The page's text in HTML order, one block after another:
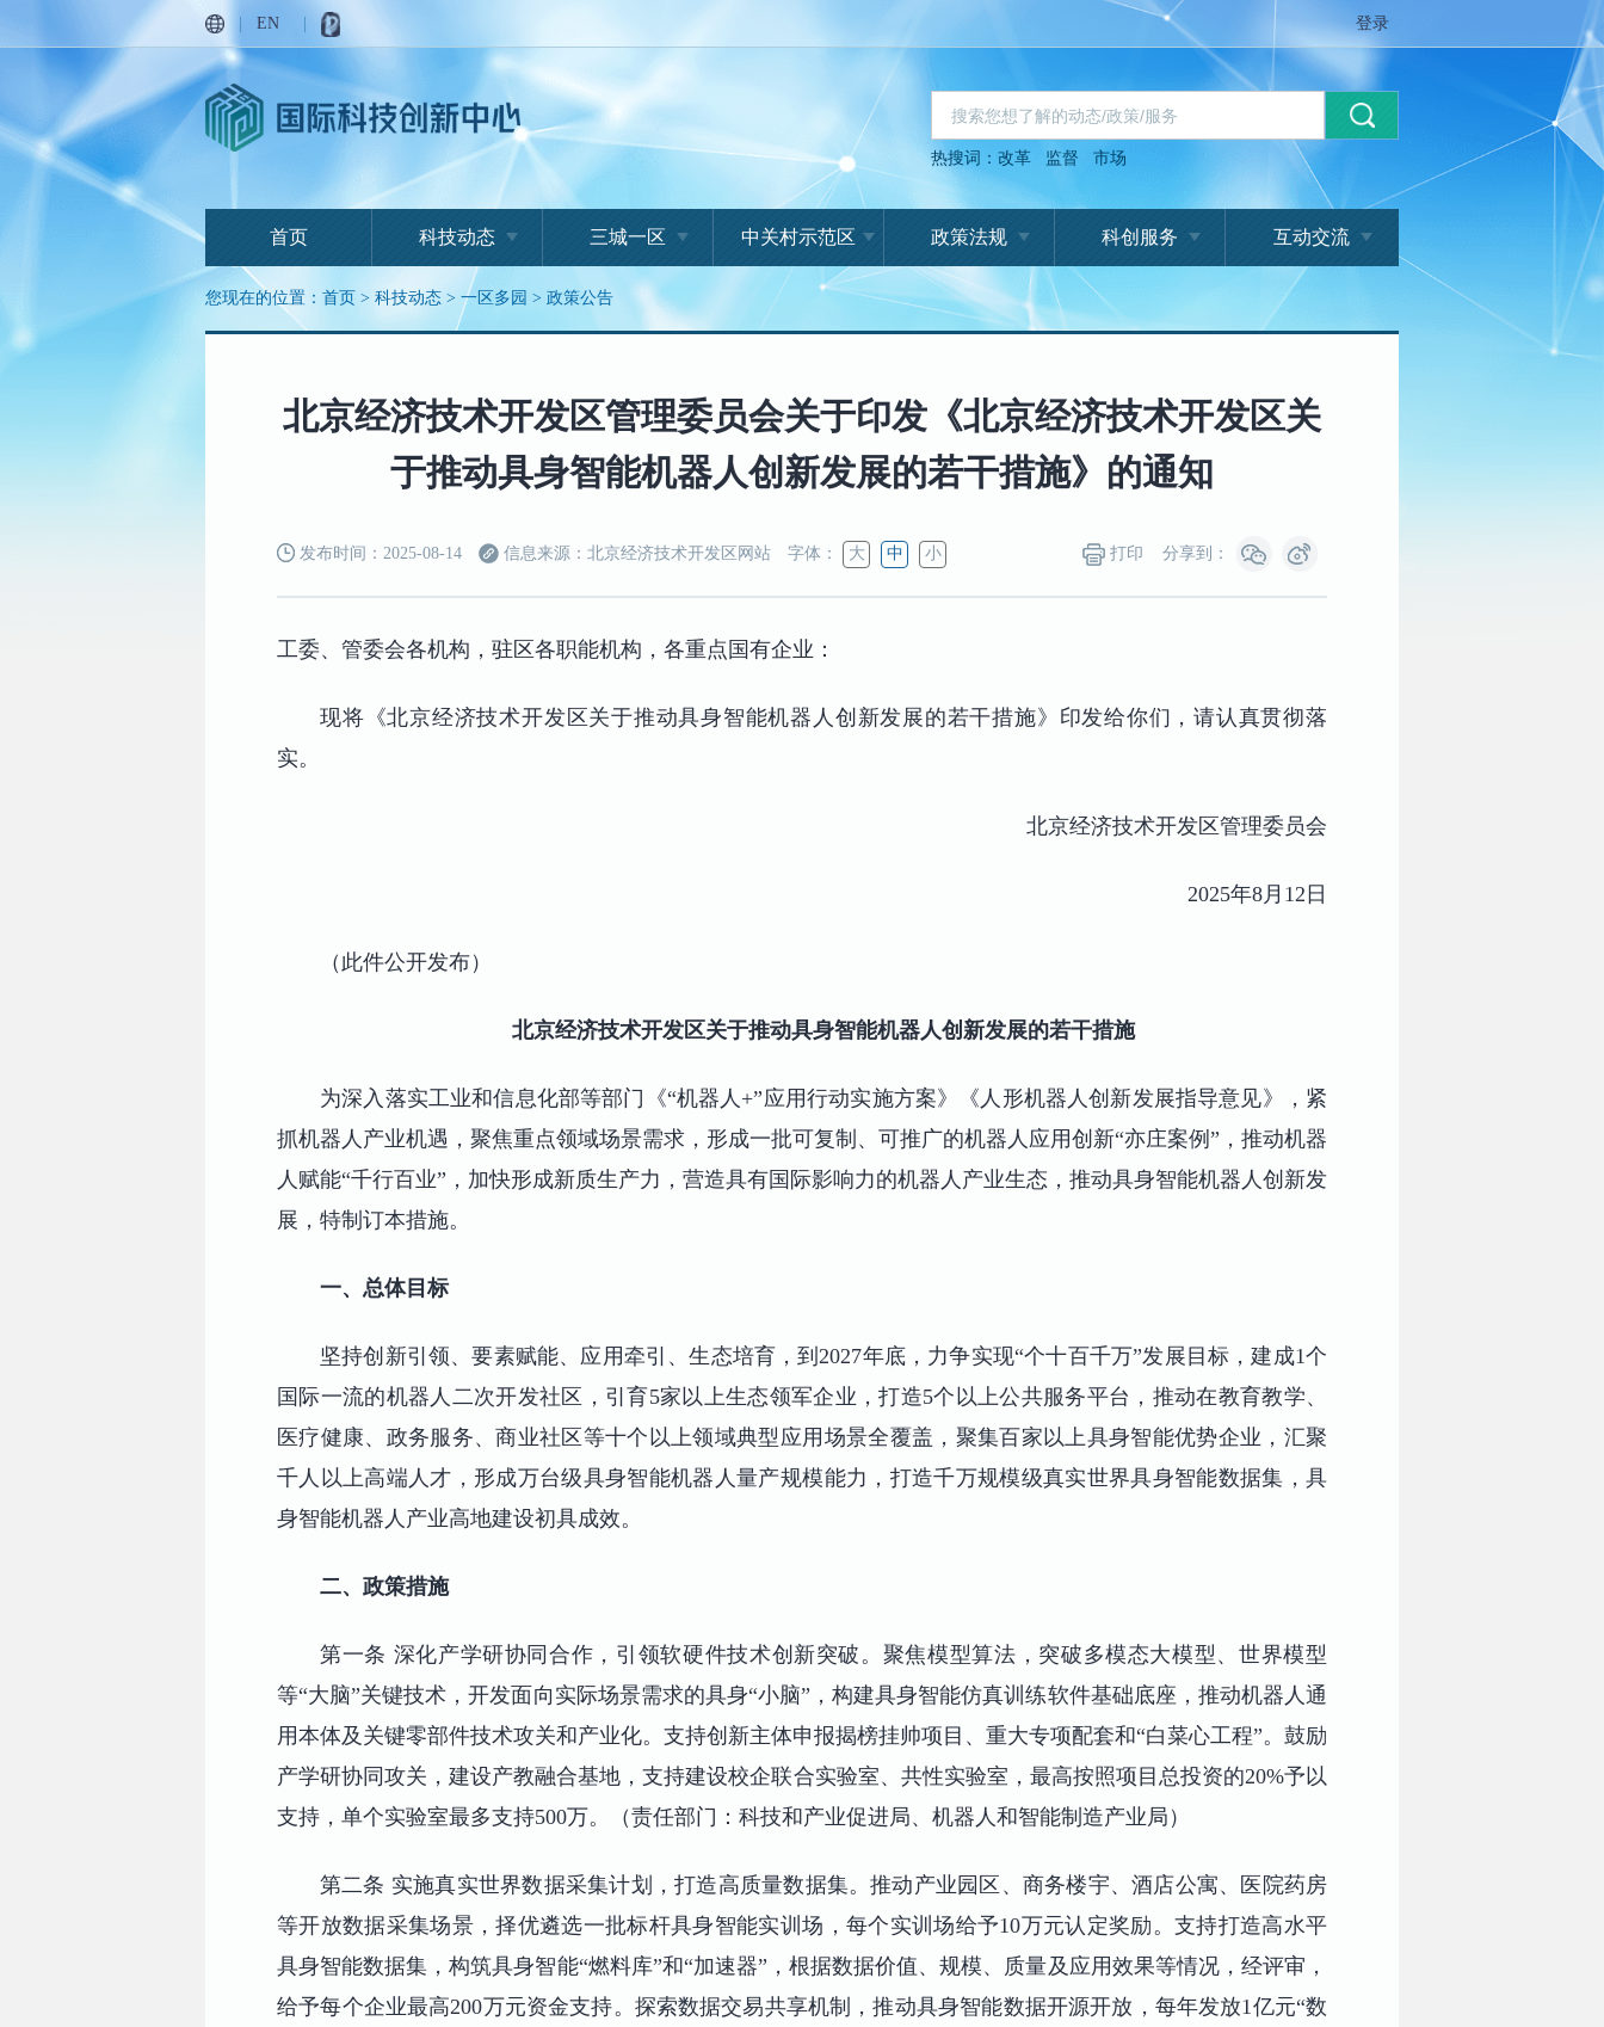
EN 登录
热搜词：改革 监督 市场
首页 科技动态 三城一区 中关村示范区 政策法规 科创服务 互动交流
您现在的位置： 首页 > 科技动态 > 一区多园 > 政策公告
北京经济技术开发区管理委员会关于印发《北京经济技术开发区关
于推动具身智能机器人创新发展的若干措施》的通知
发布时间：2025-08-14 信息来源：北京经济技术开发区网站 字体： 大 中 小 打印 分享到：
工委、管委会各机构，驻区各职能机构，各重点国有企业：
现将《北京经济技术开发区关于推动具身智能机器人创新发展的若干措施》印发给你们，请认真贯彻落
实。
北京经济技术开发区管理委员会
2025年8月12日
（此件公开发布）
北京经济技术开发区关于推动具身智能机器人创新发展的若干措施
为深入落实工业和信息化部等部门《“机器人+”应用行动实施方案》《人形机器人创新发展指导意见》，紧
抓机器人产业机遇，聚焦重点领域场景需求，形成一批可复制、可推广的机器人应用创新“亦庄案例”，推动机器
人赋能“千行百业”，加快形成新质生产力，营造具有国际影响力的机器人产业生态，推动具身智能机器人创新发
展，特制订本措施。
一、总体目标
坚持创新引领、要素赋能、应用牵引、生态培育，到2027年底，力争实现“个十百千万”发展目标，建成1个
国际一流的机器人二次开发社区，引育5家以上生态领军企业，打造5个以上公共服务平台，推动在教育教学、
医疗健康、政务服务、商业社区等十个以上领域典型应用场景全覆盖，聚集百家以上具身智能优势企业，汇聚
千人以上高端人才，形成万台级具身智能机器人量产规模能力，打造千万规模级真实世界具身智能数据集，具
身智能机器人产业高地建设初具成效。
二、政策措施
第一条 深化产学研协同合作，引领软硬件技术创新突破。聚焦模型算法，突破多模态大模型、世界模型
等“大脑”关键技术，开发面向实际场景需求的具身“小脑”，构建具身智能仿真训练软件基础底座，推动机器人通
用本体及关键零部件技术攻关和产业化。支持创新主体申报揭榜挂帅项目、重大专项配套和“白菜心工程”。鼓励
产学研协同攻关，建设产教融合基地，支持建设校企联合实验室、共性实验室，最高按照项目总投资的20%予以
支持，单个实验室最多支持500万。（责任部门：科技和产业促进局、机器人和智能制造产业局）
第二条 实施真实世界数据采集计划，打造高质量数据集。推动产业园区、商务楼宇、酒店公寓、医院药房
等开放数据采集场景，择优遴选一批标杆具身智能实训场，每个实训场给予10万元认定奖励。支持打造高水平
具身智能数据集，构筑具身智能“燃料库”和“加速器”，根据数据价值、规模、质量及应用效果等情况，经评审，
给予每个企业最高200万元资金支持。探索数据交易共享机制，推动具身智能数据开源开放，每年发放1亿元“数